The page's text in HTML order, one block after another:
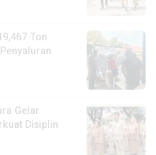
Ton
Gelar
Disiplin